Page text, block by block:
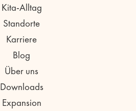
Kita-Alltag
Standorte
Karriere
Blog
Über uns
Downloads
Expansion